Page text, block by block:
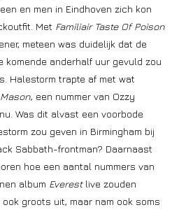
en men in Eindhoven zich kon
Met Familiair Taste Of Poison
meteen was duidelijk dat de
komende anderhalf uur gevuld zou
Halestorm trapte af met wat
, een nummer van Ozzy
Was dit alvast een voorbode
zou geven in Birmingham bij
Sabbath-frontman? Daarnaast
hoe een aantal nummers van
album Everestlive zouden
groots uit, maar nam ook soms